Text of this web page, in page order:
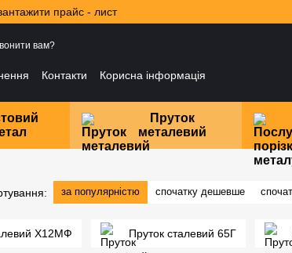
прайс - лист
вам?
Контакти
Корисна інформація
Пруток
металевий
за популярністю спочатку дешевше
Х12МФ Пруток сталевий 65Г